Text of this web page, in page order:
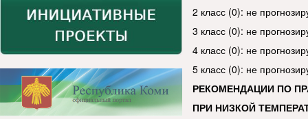
2 класс (0): не
3 класс (0): не
4 класс (0): не
5 класс (0): не
РЕКОМЕНДАЦИИ ПО
ПРИ НИЗКОЙ